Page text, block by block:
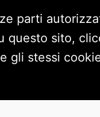
parti
questo sito,
gli stessi